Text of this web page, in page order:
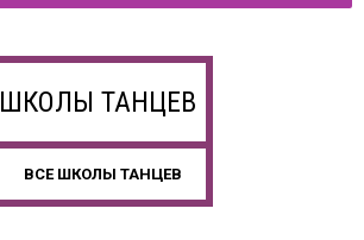
ШКОЛЫ ТАНЦЕВ
ВСЕ ШКОЛЫ ТАНЦЕВ